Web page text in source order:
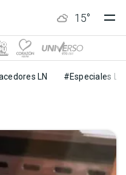
15°
LN #Especiales LN